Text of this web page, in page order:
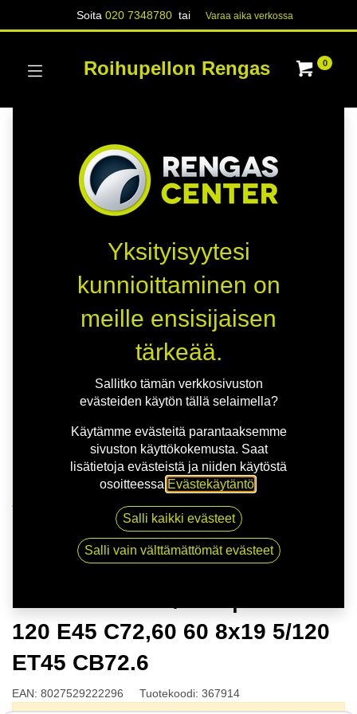
Soita020 7348780 tai Varaa aika verk​​​​ossa
Roihupellon Rengas 0
MSW 75 G.BLK/POL | 8X19 5-120 E45 C72,60 60 8x19
5/120 ET45 CB72.6
120 E45 C72,60 60 8x19 5/120
ET45 CB72.6
EAN: 8027529222296 Tuotekoodi: 367914
Yksityisyytesi
kunnioittaminen on
meille ensisijaisen
tärkeää.
Sallitko tämän verkkosivuston
evästeiden käytön tällä selaimella?
Käytämme evästeitä parantaaksemme
sivuston käyttökokemusta. Saat
lisätietoja evästeistä ja niiden käytöstä
osoitteessa Evästekäytäntö
Salli kaikki evästeet
Salli vain välttämättömät evästeet